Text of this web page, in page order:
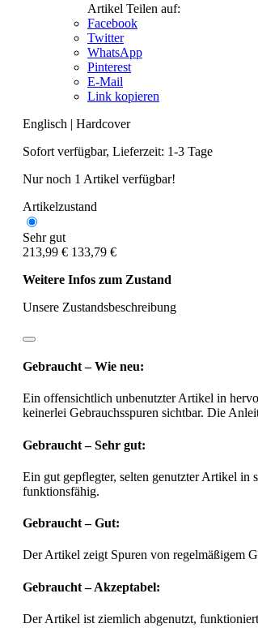
Artikel Teilen auf:
Facebook
Twitter
WhatsApp
Pinterest
E-Mail
Link kopieren
Englisch | Hardcover
Sofort verfügbar, Lieferzeit: 1-3 Tage
Nur noch 1 Artikel verfügbar!
Artikelzustand
Sehr gut
213,99 € 133,79 €
Weitere Infos zum Zustand
Unsere Zustandsbeschreibung
Gebraucht – Wie neu:
Ein offensichtlich unbenutzter Artikel in
keinerlei Gebrauchsspuren sichtbar. Die
Gebraucht – Sehr gut:
Ein gut gepflegter, selten genutzter Artikel in
funktionsfähig.
Gebraucht – Gut:
Der Artikel zeigt Spuren von regelmäßigem
Gebraucht – Akzeptabel:
Der Artikel ist ziemlich abgenutzt,